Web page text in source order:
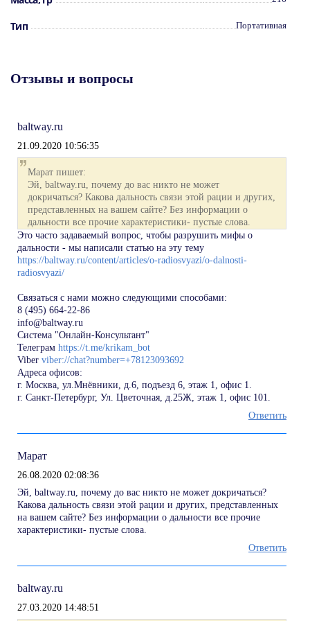
голосовые подсказки смены канала;
Тип Портативная
Отзывы и вопросы
baltway.ru
21.09.2020 10:56:35
Марат пишет:
Эй, baltway.ru, почему до вас никто не может
докричаться? Какова дальность связи этой рации и других,
представленных на вашем сайте? Без информации о
дальности все прочие характеристики- пустые слова.
Это часто задаваемый вопрос, чтобы разрушить мифы о
дальности - мы написали статью на эту тему
https://baltway.ru/content/articles/o-radiosvyazi/o-dalnosti-
radiosvyazi/
Связаться с нами можно следующими способами:
8 (495) 664-22-86
info@baltway.ru
Система "Онлайн-Консультант"
Телеграм https://t.me/krikam_bot
Viber viber://chat?number=+78123093692
Адреса офисов:
г. Москва, ул.Мнёвники, д.6, подъезд 6, этаж 1, офис 1.
г. Санкт-Петербург, Ул. Цветочная, д.25Ж, этаж 1, офис 101.
Ответить
Марат
26.08.2020 02:08:36
Эй, baltway.ru, почему до вас никто не может докричаться?
Какова дальность связи этой рации и других, представленных
на вашем сайте? Без информации о дальности все прочие
характеристики- пустые слова.
Ответить
baltway.ru
27.03.2020 14:48:51